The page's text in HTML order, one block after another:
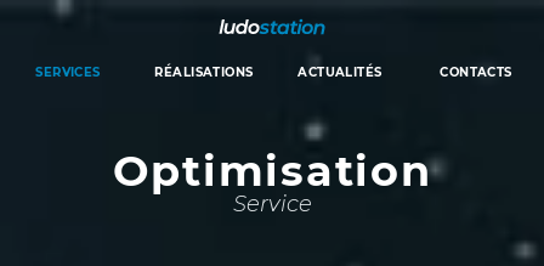
Aller au contenu principal
SERVICES RÉALISATIONS ACTUALITÉS CONTACTS
Optimisation
Service